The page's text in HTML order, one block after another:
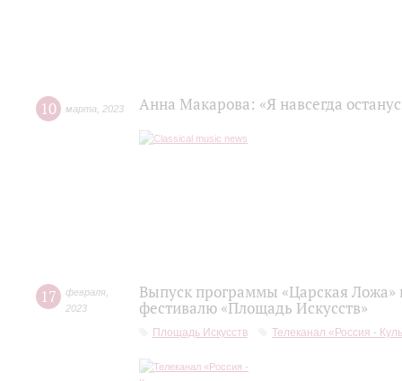
10 марта 2023 Анна Макарова: «Я навсегда
17 февраля
2023
Выпуск программы «Царская
фестивалю «Площадь Искусств»
Площадь Искусств Телеканал «Россия -